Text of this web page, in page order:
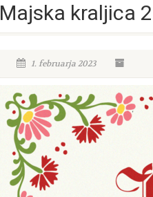
Majska kraljica
1. februarja 2023